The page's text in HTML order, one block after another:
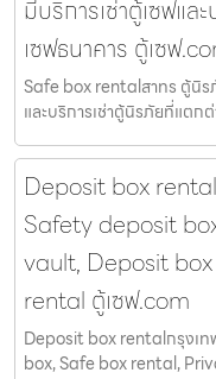
มีบริการเช่าตู้เซฟแล
เซฟธนาคาร ตู้เซฟ
Safe box rentalสาทร ตู้นิร
และบริการเช่าตู้นิรภัยที่แตก
Deposit box
Safety deposit
vault, Deposit
rental ตู้เซฟ.com
Deposit box rentalกรุงเ
box, Safe box rental,